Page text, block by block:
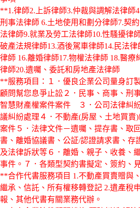
**1.律師2.上訴律師3.仲裁與調解法律師
刑事法律師 6.土地使用和劃分律師7.契
法律師9.就業及勞工法律師10.性騷擾律
破產法規律師13.酒後駕車律師14.民法律
律師 16.離婚律師17.物權法律師 18.醫療
律師20.遺囑、委託和房地產法律師
**服務項目：１．優良企業公司量身訂
顧問幫您息爭止訟２．民事、商事、刑
智慧財產權案件案件 ３．公司法律糾
議糾紛處理４．不動產(房屋、土地買賣
案件５．法律文件－遺囑、提存書、取
書、離婚協議書、公証/認證請求書、存
及法律訴狀等６．離婚、親子、收養、
事件。７．各類型契約書擬定、簽約、
**合作代書服務項目 1.不動產買賣贈與
繼承、信託、所有權移轉登記 2.遺產稅
報、其他代書有關業務代辦。